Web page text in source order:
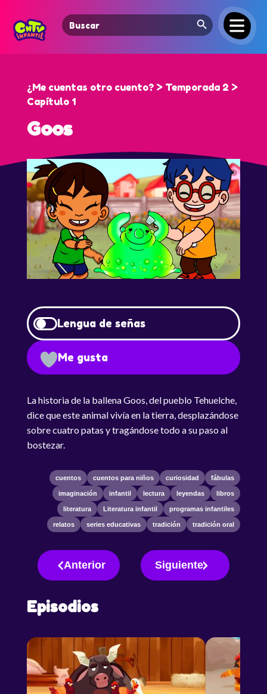
Search
for:
Search Button
¿Me cuentas otro cuento? > Temporada 2 >
Capítulo 1
Goos
Lengua de señas
Me gusta
La historia de la ballena Goos, del pueblo Tehuelche,
dice que este animal vivía en la tierra, desplazándose
sobre cuatro patas y tragándose todo a su paso al
bostezar.
cuentos cuentos para niños curiosidad fábulas
imaginación infantil lectura leyendas libros
literatura Literatura infantil programas infantiles
relatos series educativas tradición tradición oral
Anterior Siguiente
Episodios